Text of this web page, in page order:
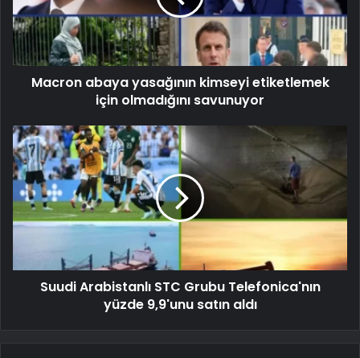
Macron abaya yasağının kimseyi etiketlemek
için olmadığını savunuyor
Suudi Arabistanlı STC Grubu Telefonica'nın
yüzde 9,9'unu satın aldı